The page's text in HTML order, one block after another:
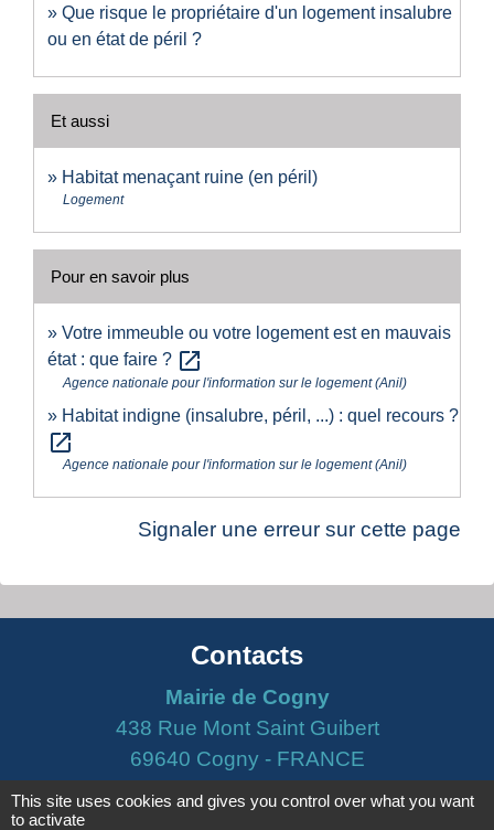
Que risque le propriétaire d'un logement insalubre
ou en état de péril ?
Et aussi
Habitat menaçant ruine (en péril)
Logement
Pour en savoir plus
Votre immeuble ou votre logement est en mauvais
état : que faire ? open_in_new
Agence nationale pour l'information sur le logement (Anil)
Habitat indigne (insalubre, péril, ...) : quel recours ?
open_in_new
Agence nationale pour l'information sur le logement (Anil)
Signaler une erreur sur cette page
Contacts
Mairie de Cogny
438 Rue Mont Saint Guibert
69640 Cogny - FRANCE
+33 4 74 67 30 55
This site uses cookies and gives you control over what you want
to activate